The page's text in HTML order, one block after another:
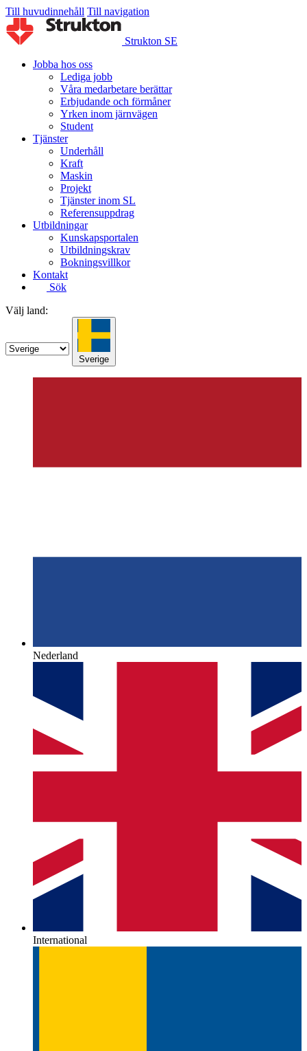
Till huvudinnehåll Till navigation
Strukton SE
Jobba hos oss
Lediga jobb
Våra medarbetare berättar
Erbjudande och förmåner
Yrken inom järnvägen
Student
Tjänster
Underhåll
Kraft
Maskin
Projekt
Tjänster inom SL
Referensuppdrag
Utbildningar
Kunskapsportalen
Utbildningskrav
Bokningsvillkor
Kontakt
Sök
Välj land:
Sverige
Nederland
International